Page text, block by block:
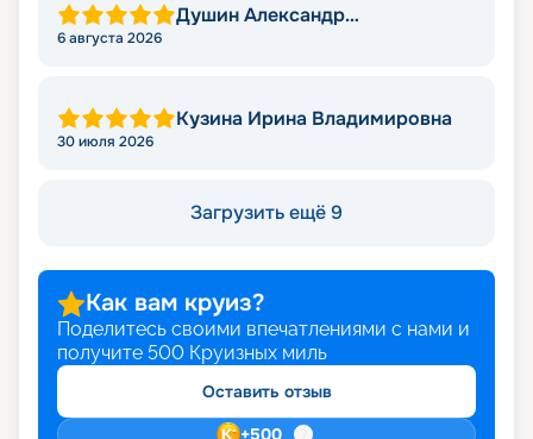
Душин Александр
Александрович
6 августа 2026
Кузина Ирина Владимировна
30 июля 2026
Загрузить ещё 9
Как вам круиз?
Поделитесь своими впечатлениями с нами и
получите 500 Круизных миль
Оставить отзыв
+500